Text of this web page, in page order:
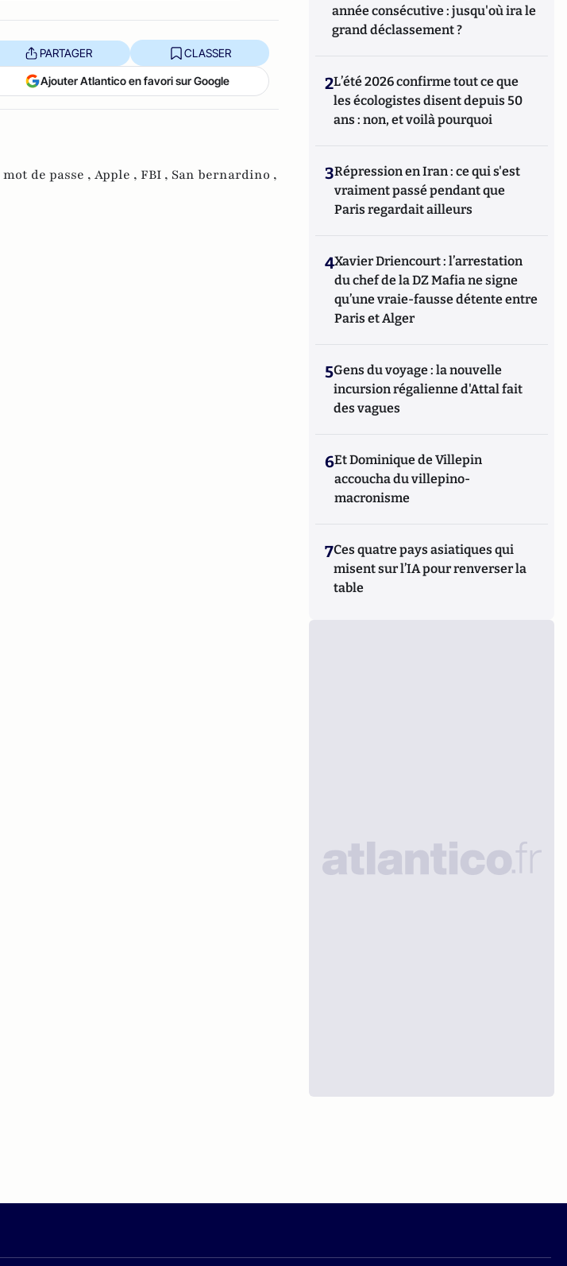
PARTAGER CLASSER
Ajouter Atlantico en favori sur Google
mot de passe , Apple , FBI , San bernardino ,
année consécutive : jusqu'où ira le
grand déclassement ?
2L’été 2026 confirme tout ce que
les écologistes disent depuis 50
ans : non, et voilà pourquoi
3Répression en Iran : ce qui s'est
vraiment passé pendant que
Paris regardait ailleurs
4Xavier Driencourt : l’arrestation
du chef de la DZ Mafia ne signe
qu’une vraie-fausse détente entre
Paris et Alger
5Gens du voyage : la nouvelle
incursion régalienne d'Attal fait
des vagues
6Et Dominique de Villepin
accoucha du villepino-
macronisme
7Ces quatre pays asiatiques qui
misent sur l’IA pour renverser la
table